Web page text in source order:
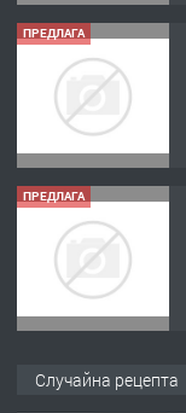
ПРЕДЛАГА
ПРЕДЛАГА
Случайна рецепта